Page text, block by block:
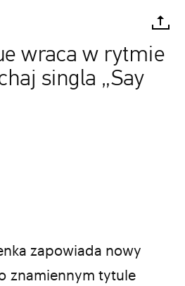
wraca w rytmie
singla „Say
zapowiada nowy
znamiennym tytule